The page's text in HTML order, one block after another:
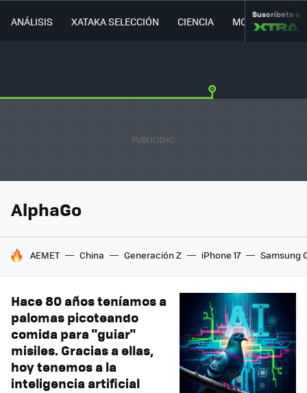
ANÁLISIS XATAKA SELECCIÓN CIENCIA MOVILIDAD
Suscríbete a
AlphaGo
HOY SE HABLA DE
AEMET China Generación Z iPhone 17 Samsung
Hace 80 años teníamos a
palomas picoteando
comida para "guiar"
misiles. Gracias a ellas,
hoy tenemos a la
inteligencia artificial